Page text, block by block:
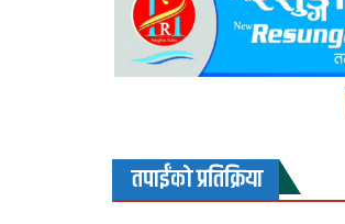
तपाईंको प्रतिक्रिया